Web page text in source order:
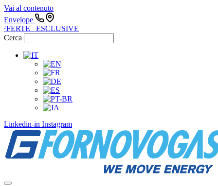
Vai al contenuto
Envelope
ESCLUSIVE
Cerca
Linkedin-in Instagram